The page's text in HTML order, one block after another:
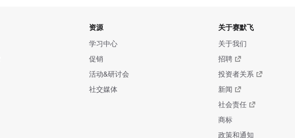
资源
学习中心
促销
活动&研讨会
社交媒体
关于赛默飞
关于我们
招聘
投资者关系
新闻
社会责任
商标
政策和通知